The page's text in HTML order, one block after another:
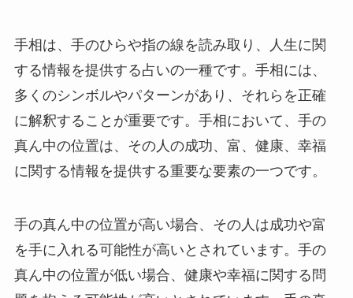
手相は、手のひらや指の線を読み取り、人生に関
する情報を提供する占いの一種です。手相には、
多くのシンボルやパターンがあり、それらを正確
に解釈することが重要です。手相において、手の
真ん中の位置は、その人の成功、富、健康、幸福
に関する情報を提供する重要な要素の一つです。
手の真ん中の位置が高い場合、その人は成功や富
を手に入れる可能性が高いとされています。手の
真ん中の位置が低い場合、健康や幸福に関する問